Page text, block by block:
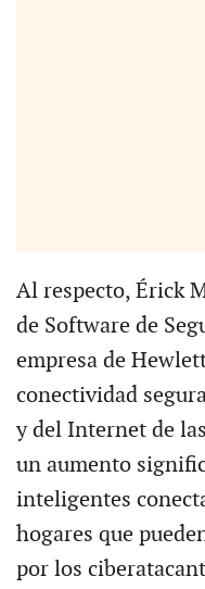
Al respecto, Érick
de Software de
empresa de
conectividad
y del Internet de
un aumento
inteligentes
hogares que
por los